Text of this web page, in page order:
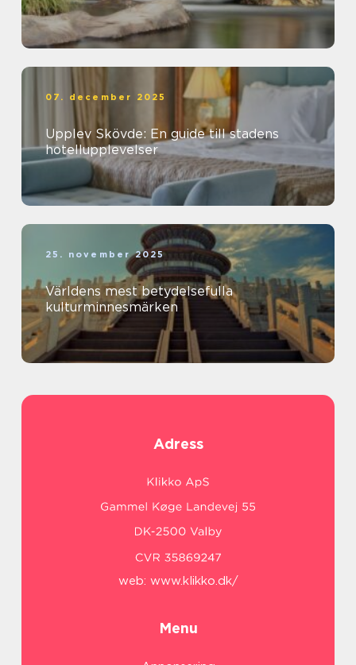
07. december 2025
Upplev Skövde: En guide till stadens
hotellupplevelser
25. november 2025
Världens mest betydelsefulla
kulturminnesmärken
Adress
web: www.klikko.dk/
Menu